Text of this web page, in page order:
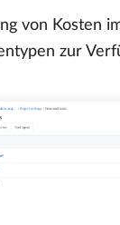
von Kosten
zur